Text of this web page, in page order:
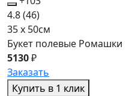
4.8(46)
35 x 50см
Букет полевые Ромашки
5130₽
Заказать
Купить в 1 клик